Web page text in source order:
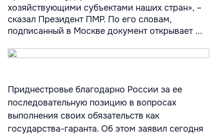
хозяйствующими субъектами наших стран», –
сказал Президент ПМР. По его словам,
подписанный в Москве документ открывает ...
Приднестровье благодарно России за ее
последовательную позицию в вопросах
выполнения своих обязательств как
государства-гаранта. Об этом заявил сегодня